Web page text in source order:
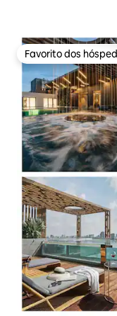
Favorito dos
Favorito dos